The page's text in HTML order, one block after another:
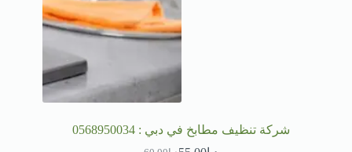
شركة تنظيف مطابخ في دبي : 0568950034